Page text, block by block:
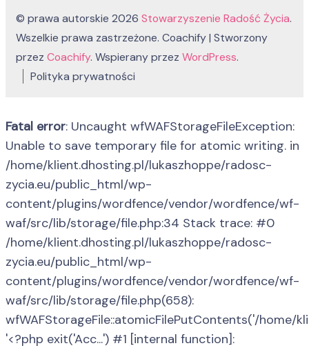
© prawa autorskie 2026 Stowarzyszenie Radość Życia.
Wszelkie prawa zastrzeżone. Coachify | Stworzony
przez Coachify. Wspierany przez WordPress.
Polityka prywatności
Fatal error: Uncaught wfWAFStorageFileException:
Unable to save temporary file for atomic writing. in
/home/klient.dhosting.pl/lukaszhoppe/radosc-
zycia.eu/public_html/wp-
content/plugins/wordfence/vendor/wordfence/wf-
waf/src/lib/storage/file.php:34 Stack trace: #0
/home/klient.dhosting.pl/lukaszhoppe/radosc-
zycia.eu/public_html/wp-
content/plugins/wordfence/vendor/wordfence/wf-
waf/src/lib/storage/file.php(658):
wfWAFStorageFile::atomicFilePutContents('/home/
'<?php exit('Acc...') #1 [internal function]: